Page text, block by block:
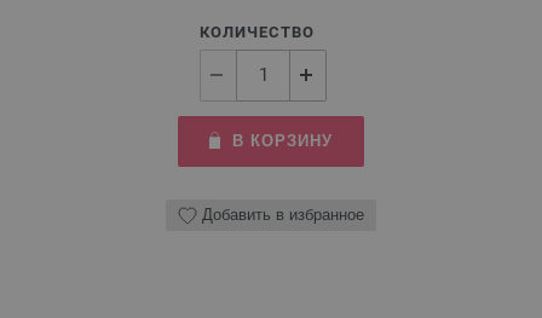
КОЛИЧЕСТВО
В КОРЗИНУ
Добавить в избранное